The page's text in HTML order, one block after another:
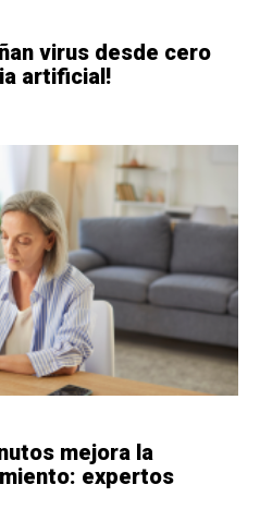
virus desde cero
artificial!
mejora la
expertos